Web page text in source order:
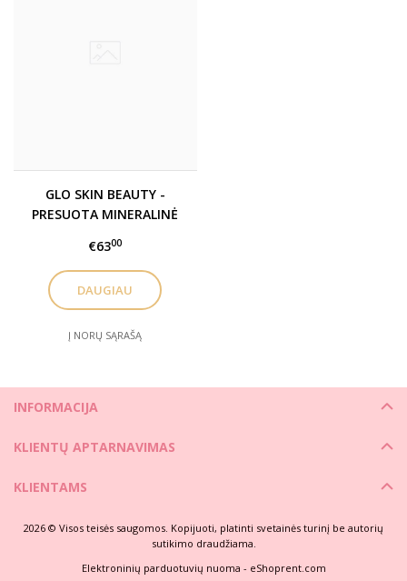
GLO SKIN BEAUTY -
PRESUOTA MINERALINĖ
€6300
DAUGIAU
Į NORŲ SĄRAŠĄ
INFORMACIJA
KLIENTŲ APTARNAVIMAS
KLIENTAMS
2026 © Visos teisės saugomos. Kopijuoti, platinti svetainės turinį be autorių
sutikimo draudžiama.
Elektroninių parduotuvių nuoma - eShoprent.com